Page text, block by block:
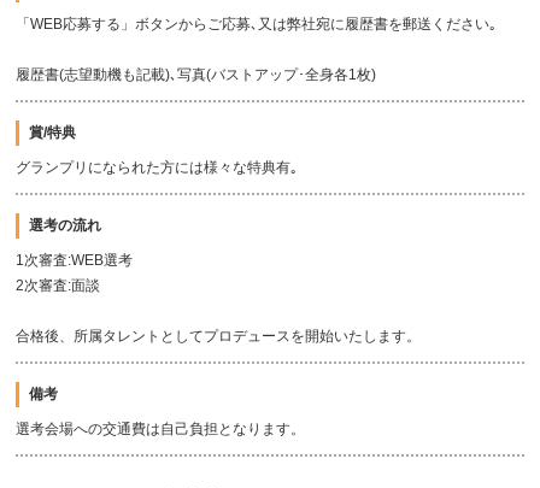
「WEB応募する」ボタンからご応募､又は弊社宛に履歴書を郵送ください｡
履歴書(志望動機も記載)､写真(バストアップ･全身各1枚)
賞/特典
グランプリになられた方には様々な特典有｡
選考の流れ
1次審査:WEB選考
2次審査:面談
合格後、所属タレントとしてプロデュースを開始いたします。
備考
選考会場への交通費は自己負担となります。